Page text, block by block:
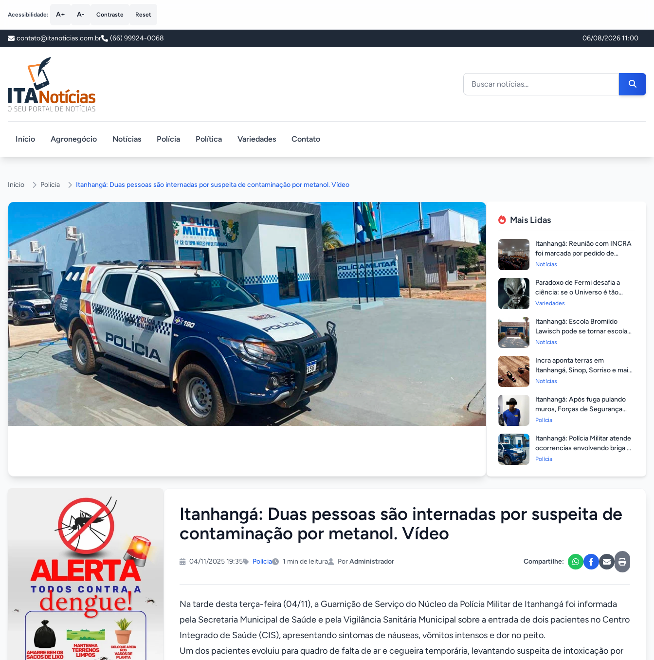
Acessibilidade: A+ A- Contraste Reset
contato@itanoticias.com.br (66) 99924-0068 06/08/2026 11:00
ITA Notícias
Buscar noticias
Início Agronegócio Notícias Polícia Política Variedades Contato
Início Polícia Itanhangá: Duas pessoas são internadas por suspeita de contaminação por metanol. Vídeo
Mais Lidas
Itanhangá: Reunião com INCRA
foi marcada por pedido de
regularização pela população
Notícias
Paradoxo de Fermi desafia a
ciência: se o Universo é tão
vasto, por que ninguém
Variedades
Itanhangá: Escola Bromildo
Lawisch pode se tornar escola
cívico-militar
Notícias
Incra aponta terras em
Itanhangá, Sinop, Sorriso e mais
14 entre as com maior
Notícias
Itanhangá: Após fuga pulando
muros, Forças de Segurança
prendem homem com mandato
Polícia
Itanhangá: Polícia Militar atende
ocorrencias envolvendo briga de
casais durante feriado
Polícia
Itanhangá: Duas pessoas são internadas por suspeita de
contaminação por metanol. Vídeo
04/11/2025 19:35 Polícia 1 min de leitura PorAdministrador Compartilhe:
Na tarde desta terça-feira (04/11), a Guarnição de Serviço do Núcleo da Polícia Militar de Itanhangá foi informada
pela Secretaria Municipal de Saúde e pela Vigilância Sanitária Municipal sobre a entrada de dois pacientes no Centro
Integrado de Saúde (CIS), apresentando sintomas de náuseas, vômitos intensos e dor no peito.
Um dos pacientes evoluiu para quadro de falta de ar e cegueira temporária, levantando suspeita de intoxicação por